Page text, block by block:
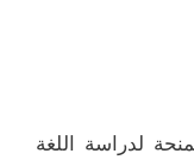
لدراسة اللغة